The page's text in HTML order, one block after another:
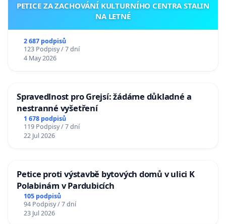
PETICE ZA ZACHOVÁNÍ KULTURNÍHO CENTRA STALIN
NA LETNÉ
2 687 podpisů
123 Podpisy / 7 dní
4 May 2026
Spravedlnost pro Grejsí: žádáme důkladné a
nestranné vyšetření
1 678 podpisů
119 Podpisy / 7 dní
22 Jul 2026
Petice proti výstavbě bytových domů v ulici K
Polabinám v Pardubicích
105 podpisů
94 Podpisy / 7 dní
23 Jul 2026